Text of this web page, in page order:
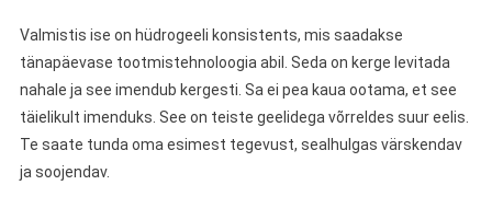
Valmistis ise on hüdrogeeli konsistents, mis saadakse
tänapäevase tootmistehnoloogia abil. Seda on kerge levitada
nahale ja see imendub kergesti. Sa ei pea kaua ootama, et see
täielikult imenduks. See on teiste geelidega võrreldes suur eelis.
Te saate tunda oma esimest tegevust, sealhulgas värskendav
ja soojendav.